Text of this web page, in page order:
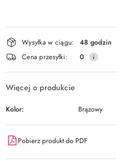
Wyślij
Dostępność
i
dostawa
Wysyłka w ciągu:
48 godzin
Cena przesyłki:
0
Więcej o produkcie
Kolor: Brązowy
Pobierz produkt do PDF